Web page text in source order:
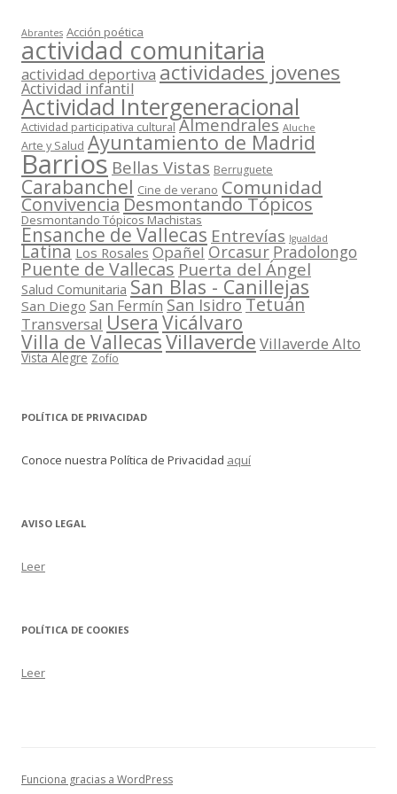
Abrantes Acción poética
actividad comunitaria
actividad deportiva actividades jovenes
Actividad infantil
Actividad Intergeneracional
Actividad participativa cultural Almendrales Aluche
Arte y Salud Ayuntamiento de Madrid
Barrios Bellas Vistas Berruguete
Carabanchel Cine de verano Comunidad
ConvivenciaDesmontando Tópicos
Desmontando Tópicos Machistas
Ensanche de Vallecas Entrevías Igualdad
Latina Los Rosales Opañel Orcasur Pradolongo
Puente de Vallecas Puerta del Ángel
Salud Comunitaria San Blas - Canillejas
San Diego San Fermín San IsidroTetuán
Transversal Usera Vicálvaro
Villa de VallecasVillaverde Villaverde Alto
Vista Alegre Zofío
POLÍTICA DE PRIVACIDAD
Conoce nuestra Política de Privacidad aquí
AVISO LEGAL
Leer
POLÍTICA DE COOKIES
Leer
Funciona gracias a WordPress